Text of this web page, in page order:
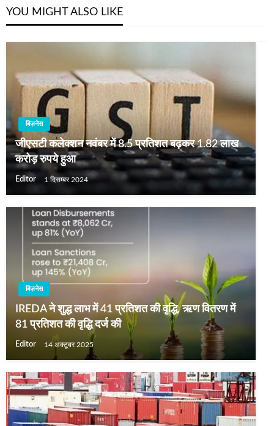
YOU MIGHT ALSO LIKE
बिज़नेस
जीएसटी कलेक्शन नवंबर में 8.5 प्रतिशत बढ़कर 1.82 लाख
करोड़ रुपये हुआ
Editor 1 दिसम्बर 2024
बिज़नेस
IREDA ने शुद्ध लाभ में 41 प्रतिशत की वृद्धि, ऋण वितरण में
81 प्रतिशत की वृद्धि दर्ज की
Editor 14 अक्टूबर 2025